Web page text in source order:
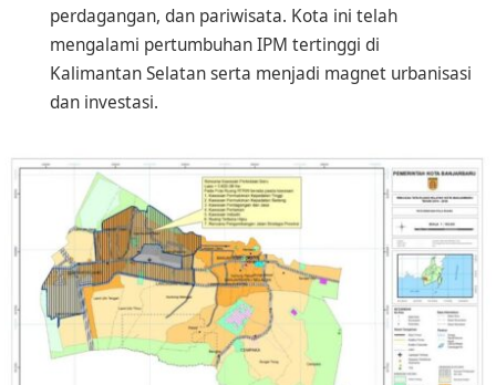
perdagangan, dan pariwisata. Kota ini telah
mengalami pertumbuhan IPM tertinggi di
Kalimantan Selatan serta menjadi magnet urbanisasi
dan investasi.